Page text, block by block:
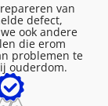
van
defect,
ook andere
die erom
problemen te
ouderdom.